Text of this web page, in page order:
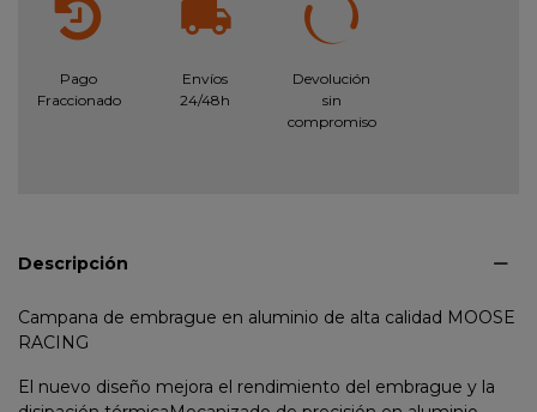
Pago
Fraccionado
Envíos
24/48h
Devolución
sin
compromiso
Descripción
Campana de embrague en aluminio de alta calidad MOOSE
RACING
El nuevo diseño mejora el rendimiento del embrague y la